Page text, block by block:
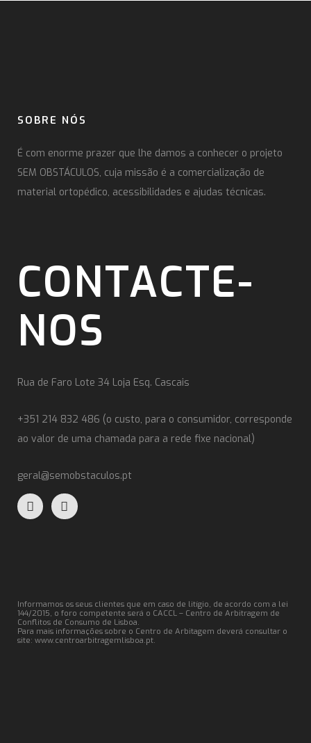
SOBRE NÓS
É com enorme prazer que lhe damos a conhecer o projeto
SEM OBSTÁCULOS, cuja missão é a comercialização de
material ortopédico, acessibilidades e ajudas técnicas.
CONTACTE-
NOS
Rua de Faro Lote 34 Loja Esq. Cascais
+351 214 832 486 (o custo, para o consumidor, corresponde
ao valor de uma chamada para a rede fixe nacional)
geral@semobstaculos.pt
Informamos os seus clientes que em caso de litígio, de acordo com a lei
144/2015, o foro competente será o CACCL – Centro de Arbitragem de
Conflitos de Consumo de Lisboa.
Para mais informações sobre o Centro de Arbitagem deverá consultar o
site: www.centroarbitragemlisboa.pt.